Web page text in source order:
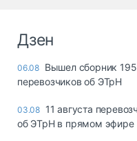
Дзен
06.08 Вышел сборник
перевозчиков об ЭТрН
03.08 11 августа
об ЭТрН в прямом эфире